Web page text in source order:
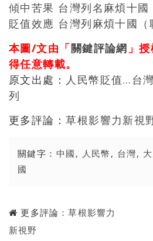
傾中苦果 台灣列名麻煩十國
貶值效應 台灣列麻煩十國（
本圖/文由「關鍵評論網 」
得任意轉載。
原文出處： 人民幣貶值…台
列
更多評論：草根影響力新視
關鍵字： 中國 , 人民幣 , 台灣,
國
更多評論：草根影響力
新視野